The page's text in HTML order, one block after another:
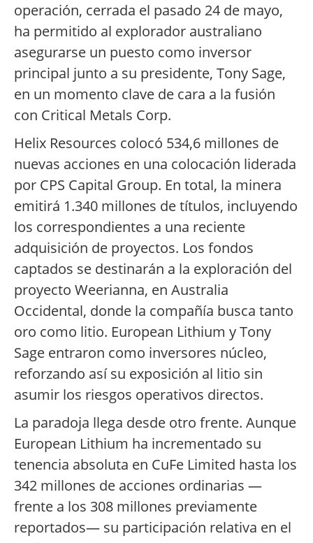
operación, cerrada el pasado 24 de mayo,
ha permitido al explorador australiano
asegurarse un puesto como inversor
principal junto a su presidente, Tony Sage,
en un momento clave de cara a la fusión
con Critical Metals Corp.
Helix Resources colocó 534,6 millones de
nuevas acciones en una colocación liderada
por CPS Capital Group. En total, la minera
emitirá 1.340 millones de títulos, incluyendo
los correspondientes a una reciente
adquisición de proyectos. Los fondos
captados se destinarán a la exploración del
proyecto Weerianna, en Australia
Occidental, donde la compañía busca tanto
oro como litio. European Lithium y Tony
Sage entraron como inversores núcleo,
reforzando así su exposición al litio sin
asumir los riesgos operativos directos.
La paradoja llega desde otro frente. Aunque
European Lithium ha incrementado su
tenencia absoluta en CuFe Limited hasta los
342 millones de acciones ordinarias —
frente a los 308 millones previamente
reportados— su participación relativa en el